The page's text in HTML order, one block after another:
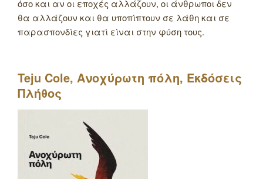
όσο και αν οι εποχές αλλάζουν, οι άνθρωποι δεν
θα αλλάζουν και θα υποπίπτουν σε λάθη και σε
παρασπονδίες γιατί είναι στην φύση τους.
Teju Cole, Ανοχύρωτη πόλη, Εκδόσεις
Πλήθος